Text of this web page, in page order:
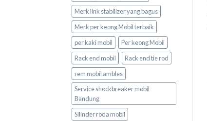
Merk link stabilizer yang bagus
Merk per keong Mobil terbaik
per kaki mobil
Per keong Mobil
Rack end mobil
Rack end tie rod
rem mobil ambles
Service shockbreaker mobil
Bandung
Silinder roda mobil